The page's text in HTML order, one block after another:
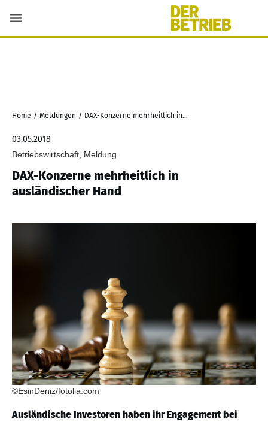
Home / Meldungen / DAX-Konzerne mehrheitlich in ausländischer Hand
03.05.2018
Betriebswirtschaft, Meldung
DAX-Konzerne mehrheitlich in
ausländischer Hand
©EsinDeniz/fotolia.com
Ausländische Investoren haben ihr Engagement bei